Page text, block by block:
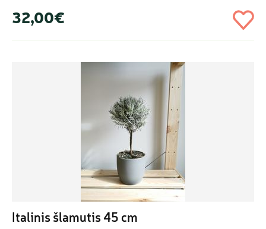
32,00€
Italinis šlamutis 45 cm